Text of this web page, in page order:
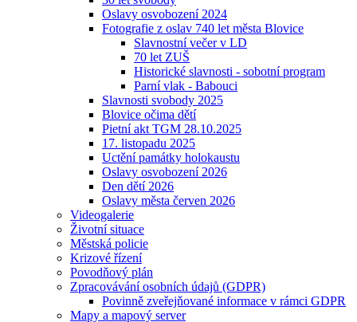
Oslavy osvobození 2024
Fotografie z oslav 740 let města Blovice
Slavnostní večer v LD
70 let ZUŠ
Historické slavnosti - sobotní program
Parní vlak - Babouci
Slavnosti svobody 2025
Blovice očima dětí
Pietní akt TGM 28.10.2025
17. listopadu 2025
Uctění památky holokaustu
Oslavy osvobození 2026
Den dětí 2026
Oslavy města červen 2026
Videogalerie
Životní situace
Městská policie
Krizové řízení
Povodňový plán
Zpracovávání osobních údajů (GDPR)
Povinně zveřejňované informace v rámci GDPR
Mapy a mapový server